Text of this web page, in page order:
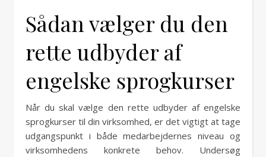
Sådan vælger du den
rette udbyder af
engelske sprogkurser
Når du skal vælge den rette udbyder af engelske
sprogkurser til din virksomhed, er det vigtigt at tage
udgangspunkt i både medarbejdernes niveau og
virksomhedens konkrete behov. Undersøg